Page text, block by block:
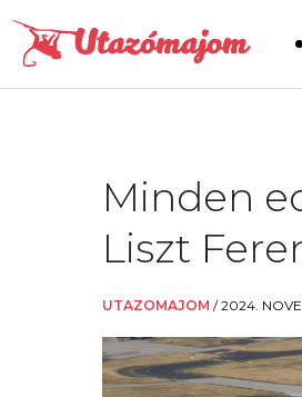
Minden
Liszt
UTAZOMAJOM /2024.